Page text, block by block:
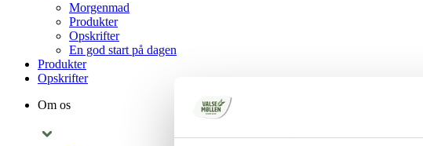
Morgenmad
Produkter
Opskrifter
En god start på dagen
Produkter
Opskrifter
Om os